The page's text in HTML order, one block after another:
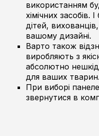
використанням
хімічних засобів.
дітей,
вашому дизайні.
Варто також
виробляють з
абсолютно
для ваших тварин.
При виборі
звернутися в